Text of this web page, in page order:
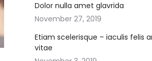
Dolor nulla amet glavrida
November 27, 2019
Etiam scelerisque – iaculis felis
vitae